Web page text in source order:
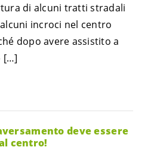
di alcuni tratti stradali
incroci nel centro
dopo avere assistito a
[…]
deve essere
centro!